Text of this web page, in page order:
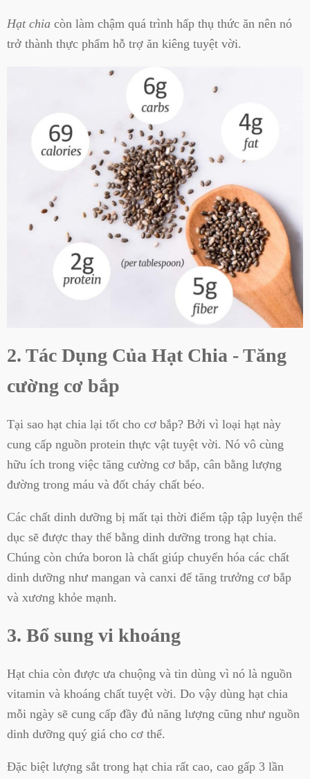
Hạt chia còn làm chậm quá trình hấp thụ thức ăn nên nó
trở thành thực phẩm hỗ trợ ăn kiêng tuyệt vời.
2. Tác Dụng Của Hạt Chia - Tăng
cường cơ bắp
Tại sao hạt chia lại tốt cho cơ bắp? Bởi vì loại hạt này
cung cấp nguồn protein thực vật tuyệt vời. Nó vô cùng
hữu ích trong việc tăng cường cơ bắp, cân bằng lượng
đường trong máu và đốt cháy chất béo.
Các chất dinh dưỡng bị mất tại thời điểm tập tập luyện thể
dục sẽ được thay thế bằng dinh dưỡng trong hạt chia.
Chúng còn chứa boron là chất giúp chuyển hóa các chất
dinh dưỡng như mangan và canxi để tăng trưởng cơ bắp
và xương khỏe mạnh.
3. Bổ sung vi khoáng
Hạt chia còn được ưa chuộng và tin dùng vì nó là nguồn
vitamin và khoáng chất tuyệt vời. Do vậy dùng hạt chia
mỗi ngày sẽ cung cấp đầy đủ năng lượng cũng như nguồn
dinh dưỡng quý giá cho cơ thể.
Đặc biệt lượng sắt trong hạt chia rất cao, cao gấp 3 lần